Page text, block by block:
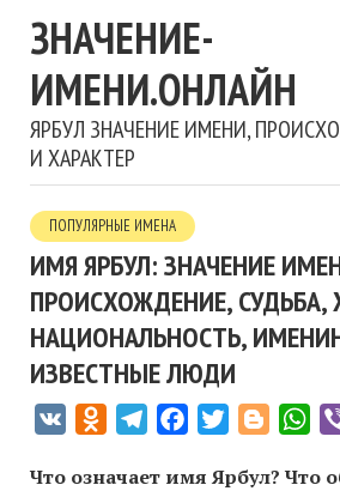
ЗНАЧЕНИЕ-
ИМЕНИ.ОНЛАЙН
ЯРБУЛ ЗНАЧЕНИЕ ИМЕНИ,
И ХАРАКТЕР
ПОПУЛЯРНЫЕ ИМЕНА
ИМЯ ЯРБУЛ: ЗНАЧЕНИЕ
ПРОИСХОЖДЕНИЕ, СУДЬБА,
НАЦИОНАЛЬНОСТЬ,
ИЗВЕСТНЫЕ ЛЮДИ
VK Odnoklassniki
TelegramFacebookTwitterBlogger
Что означает имя Ярбул? Что